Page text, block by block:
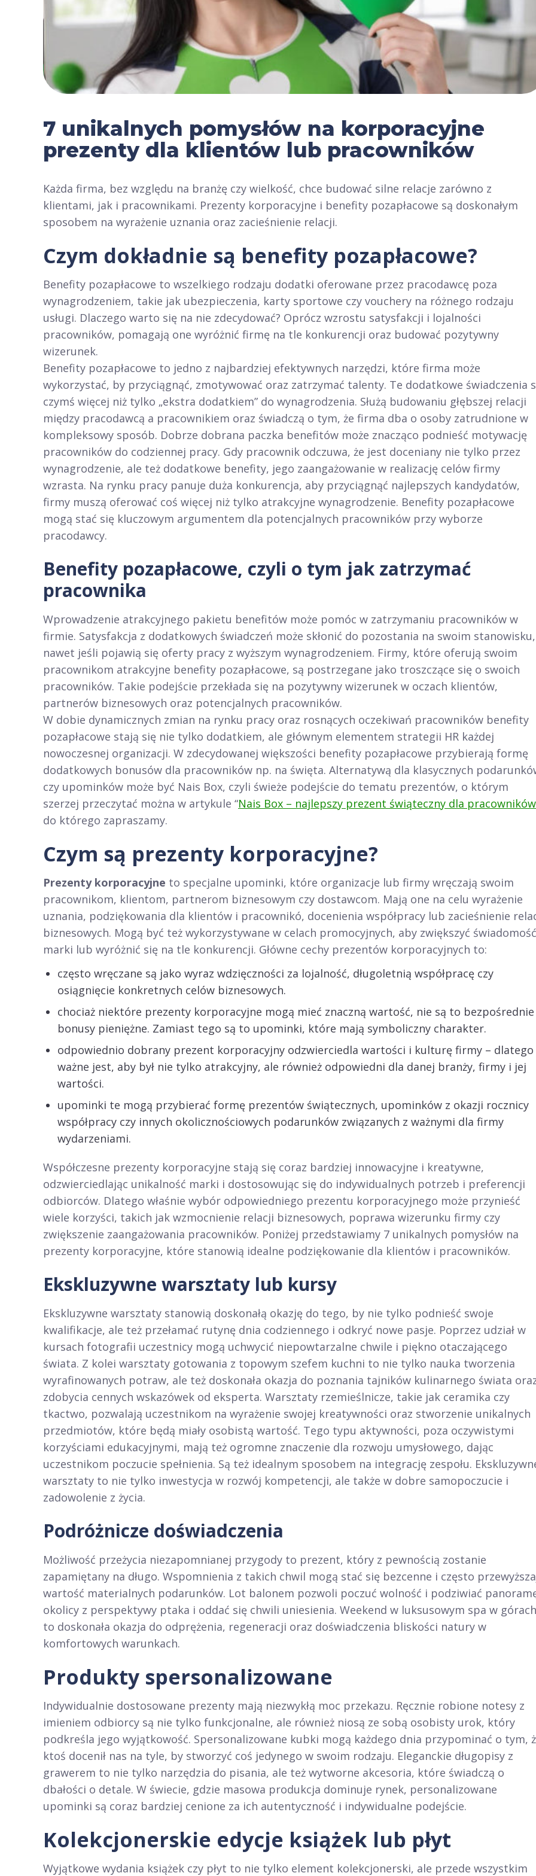
7 unikalnych pomysłów na korporacyjne
prezenty dla klientów lub pracowników
Każda firma, bez względu na branżę czy wielkość, chce budować silne relacje zarówno z
klientami, jak i pracownikami. Prezenty korporacyjne i benefity pozapłacowe są doskonałym
sposobem na wyrażenie uznania oraz zacieśnienie relacji.
Czym dokładnie są benefity pozapłacowe?
Benefity pozapłacowe to wszelkiego rodzaju dodatki oferowane przez pracodawcę poza
wynagrodzeniem, takie jak ubezpieczenia, karty sportowe czy vouchery na różnego rodzaju
usługi. Dlaczego warto się na nie zdecydować? Oprócz wzrostu satysfakcji i lojalności
pracowników, pomagają one wyróżnić firmę na tle konkurencji oraz budować pozytywny
wizerunek.
Benefity pozapłacowe to jedno z najbardziej efektywnych narzędzi, które firma może
wykorzystać, by przyciągnąć, zmotywować oraz zatrzymać talenty. Te dodatkowe świadczenia
czymś więcej niż tylko „ekstra dodatkiem” do wynagrodzenia. Służą budowaniu głębszej relacji
między pracodawcą a pracownikiem oraz świadczą o tym, że firma dba o osoby zatrudnione w
kompleksowy sposób. Dobrze dobrana paczka benefitów może znacząco podnieść motywację
pracowników do codziennej pracy. Gdy pracownik odczuwa, że jest doceniany nie tylko przez
wynagrodzenie, ale też dodatkowe benefity, jego zaangażowanie w realizację celów firmy
wzrasta. Na rynku pracy panuje duża konkurencja, aby przyciągnąć najlepszych kandydatów,
firmy muszą oferować coś więcej niż tylko atrakcyjne wynagrodzenie. Benefity pozapłacowe
mogą stać się kluczowym argumentem dla potencjalnych pracowników przy wyborze
pracodawcy.
Benefity pozapłacowe, czyli o tym jak zatrzymać
pracownika
Wprowadzenie atrakcyjnego pakietu benefitów może pomóc w zatrzymaniu pracowników w
firmie. Satysfakcja z dodatkowych świadczeń może skłonić do pozostania na swoim stanowisku,
nawet jeśli pojawią się oferty pracy z wyższym wynagrodzeniem. Firmy, które oferują swoim
pracownikom atrakcyjne benefity pozapłacowe, są postrzegane jako troszczące się o swoich
pracowników. Takie podejście przekłada się na pozytywny wizerunek w oczach klientów,
partnerów biznesowych oraz potencjalnych pracowników.
W dobie dynamicznych zmian na rynku pracy oraz rosnących oczekiwań pracowników benefity
pozapłacowe stają się nie tylko dodatkiem, ale głównym elementem strategii HR każdej
nowoczesnej organizacji. W zdecydowanej większości benefity pozapłacowe przybierają formę
dodatkowych bonusów dla pracowników np. na święta. Alternatywą dla klasycznych
czy upominków może być Nais Box, czyli świeże podejście do tematu prezentów, o którym
szerzej przeczytać można w artykule “Nais Box – najlepszy prezent świąteczny dla pracowników
do którego zapraszamy.
Czym są prezenty korporacyjne?
Prezenty korporacyjne to specjalne upominki, które organizacje lub firmy wręczają swoim
pracownikom, klientom, partnerom biznesowym czy dostawcom. Mają one na celu wyrażenie
uznania, podziękowania dla klientów i pracownikó, docenienia współpracy lub zacieśnienie
biznesowych. Mogą być też wykorzystywane w celach promocyjnych, aby zwiększyć świadomość
marki lub wyróżnić się na tle konkurencji. Główne cechy prezentów korporacyjnych to:
często wręczane są jako wyraz wdzięczności za lojalność, długoletnią współpracę czy
osiągnięcie konkretnych celów biznesowych.
chociaż niektóre prezenty korporacyjne mogą mieć znaczną wartość, nie są to bezpośrednie
bonusy pieniężne. Zamiast tego są to upominki, które mają symboliczny charakter.
odpowiednio dobrany prezent korporacyjny odzwierciedla wartości i kulturę firmy – dlatego
ważne jest, aby był nie tylko atrakcyjny, ale również odpowiedni dla danej branży, firmy i jej
wartości.
upominki te mogą przybierać formę prezentów świątecznych, upominków z okazji rocznicy
współpracy czy innych okolicznościowych podarunków związanych z ważnymi dla firmy
wydarzeniami.
Współczesne prezenty korporacyjne stają się coraz bardziej innowacyjne i kreatywne,
odzwierciedlając unikalność marki i dostosowując się do indywidualnych potrzeb i preferencji
odbiorców. Dlatego właśnie wybór odpowiedniego prezentu korporacyjnego może przynieść
wiele korzyści, takich jak wzmocnienie relacji biznesowych, poprawa wizerunku firmy czy
zwiększenie zaangażowania pracowników. Poniżej przedstawiamy 7 unikalnych pomysłów na
prezenty korporacyjne, które stanowią idealne podziękowanie dla klientów i pracowników.
Ekskluzywne warsztaty lub kursy
Ekskluzywne warsztaty stanowią doskonałą okazję do tego, by nie tylko podnieść swoje
kwalifikacje, ale też przełamać rutynę dnia codziennego i odkryć nowe pasje. Poprzez udział w
kursach fotografii uczestnicy mogą uchwycić niepowtarzalne chwile i piękno otaczającego
świata. Z kolei warsztaty gotowania z topowym szefem kuchni to nie tylko nauka tworzenia
wyrafinowanych potraw, ale też doskonała okazja do poznania tajników kulinarnego świata
zdobycia cennych wskazówek od eksperta. Warsztaty rzemieślnicze, takie jak ceramika czy
tkactwo, pozwalają uczestnikom na wyrażenie swojej kreatywności oraz stworzenie unikalnych
przedmiotów, które będą miały osobistą wartość. Tego typu aktywności, poza oczywistymi
korzyściami edukacyjnymi, mają też ogromne znaczenie dla rozwoju umysłowego, dając
uczestnikom poczucie spełnienia. Są też idealnym sposobem na integrację zespołu.
warsztaty to nie tylko inwestycja w rozwój kompetencji, ale także w dobre samopoczucie i
zadowolenie z życia.
Podróżnicze doświadczenia
Możliwość przeżycia niezapomnianej przygody to prezent, który z pewnością zostanie
zapamiętany na długo. Wspomnienia z takich chwil mogą stać się bezcenne i często
wartość materialnych podarunków. Lot balonem pozwoli poczuć wolność i podziwiać
okolicy z perspektywy ptaka i oddać się chwili uniesienia. Weekend w luksusowym spa w górach
to doskonała okazja do odprężenia, regeneracji oraz doświadczenia bliskości natury w
komfortowych warunkach.
Produkty spersonalizowane
Indywidualnie dostosowane prezenty mają niezwykłą moc przekazu. Ręcznie robione notesy z
imieniem odbiorcy są nie tylko funkcjonalne, ale również niosą ze sobą osobisty urok, który
podkreśla jego wyjątkowość. Spersonalizowane kubki mogą każdego dnia przypominać o tym,
ktoś docenił nas na tyle, by stworzyć coś jedynego w swoim rodzaju. Eleganckie długopisy z
grawerem to nie tylko narzędzia do pisania, ale też wytworne akcesoria, które świadczą o
dbałości o detale. W świecie, gdzie masowa produkcja dominuje rynek, personalizowane
upominki są coraz bardziej cenione za ich autentyczność i indywidualne podejście.
Kolekcjonerskie edycje książek lub płyt
Wyjątkowe wydania książek czy płyt to nie tylko element kolekcjonerski, ale przede wszystkim